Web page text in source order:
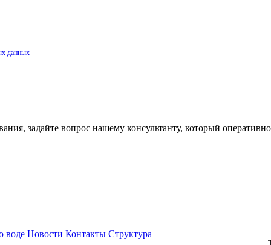
данных
задайте вопрос нашему консультанту, который
воде Новости Контакты Структура